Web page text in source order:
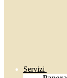
Servizi